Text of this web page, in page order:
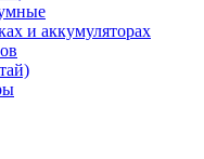
и аккумуляторах